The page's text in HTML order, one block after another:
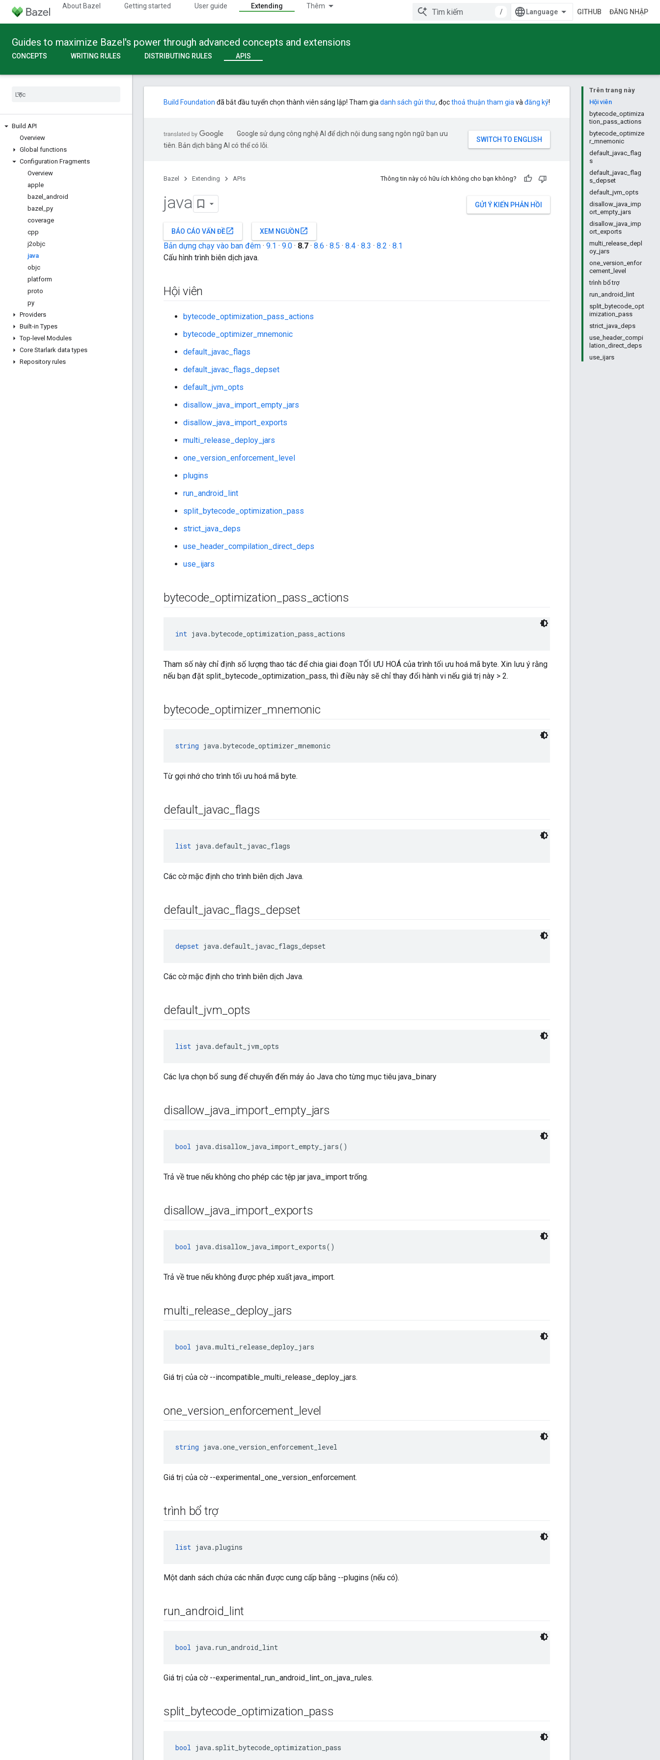
About Bazel Getting started User guide Extending Thêm
/ GITHUB ĐĂNG NHẬP
Guides to maximize Bazel's power through advanced concepts and extensions
CONCEPTS WRITING RULES DISTRIBUTING RULES APIS
Build API
Overview
Global functions
Configuration Fragments
Overview
apple
bazel
android
bazel py
coverage
cpp
j2objc
java
objc
platform
proto
py
Providers
Built-in Types
Top-level Modules
Core Starlark data types
Repository rules
Trên trang này
Hội viên
bytecode_optimiza
tion_pass_actions
bytecode_optimize
r_mnemonic
default_javac_flag
s
default_javac_flag
s_depset
default_jvm_opts
disallow_java_imp
ort_empty_jars
disallow_java_imp
ort_exports
multi_release_depl
oy_jars
one_version_enfor
cement_level
trình bổ trợ
run_android_lint
split_bytecode_opt
imization_pass
strict_java_deps
use_header_compi
lation_direct_deps
use_ijars
Build Foundation đã bắt đầu tuyển chọn thành viên sáng lập! Tham gia danh sách gửi thư, đọcthoả thuận tham gia và đăng ký!
Google sử dụng công nghệ AI để dịch nội dung sang ngôn ngữ bạn ưu
tiên. Bản dịch bằng AI có thể có lỗi.
Bazel Extending APIs Thông tin này có hữu ích không cho bạn không?
GỬI Ý KIẾN PHẢN HỒI
java
BÁO CÁO VẤN ĐỀopen_in_new XEM NGUỒN open_in_new
Bản dựng chạy vào ban đêm · 9.1 · 9.0 · 8.7 · 8.6 · 8.5 · 8.4 · 8.3 · 8.2 · 8.1
Cấu hình trình biên dịch java.
Hội viên
bytecode_optimization_pass_actions
bytecode_optimizer_mnemonic
default_javac_flags
default_javac_flags_depset
default_jvm_opts
disallow_java_import_empty_jars
disallow_java_import_exports
multi_release_deploy_jars
one_version_enforcement_level
plugins
run_android_lint
split_bytecode_optimization_pass
strict_java_deps
use_header_compilation_direct_deps
use_ijars
bytecode optimization pass actions
int java.bytecode_optimization_pass_actions
Tham số này chỉ định số lượng thao tác để chia giai đoạn TỐI ƯU HOÁ của trình tối ưu hoá mã byte. Xin lưu ý rằng
nếu bạn đặt split_bytecode_optimization_pass, thì điều này sẽ chỉ thay đổi hành vi nếu giá trị này > 2.
bytecode optimizer_ mnemonic
string java.bytecode_optimizer_mnemonic
Từ gợi nhớ cho trình tối ưu hoá mã byte.
default javac flags
list java.default_javac_flags
Các cờ mặc định cho trình biên dịch Java.
default javac flags depset
depset java.default_javac_flags_depset
Các cờ mặc định cho trình biên dịch Java.
default jvm _opts
list java.default_jvm_opts
Các lựa chọn bổ sung để chuyển đến máy ảo Java cho từng mục tiêu java_binary
disallow java import empty_ jars
bool java.disallow_java_import_empty_jars()
Trả về true nếu không cho phép các tệp jar java_import trống.
disallow java import exports
bool java.disallow_java_import_exports()
Trả về true nếu không được phép xuất java_import.
multi release deploy jars
bool java.multi_release_deploy_jars
Giá trị của cờ --incompatible_multi_release_deploy_jars.
one _version _enforcement level
string java.one_version_enforcement_level
Giá trị của cờ --experimental_one_version_enforcement.
trình bổ trợ
list java.plugins
Một danh sách chứa các nhãn được cung cấp bằng --plugins (nếu có).
run _android lint
bool java.run_android_lint
Giá trị của cờ --experimental_run_android_lint_on_java_rules.
split bytecode _optimization pass
bool java.split_bytecode_optimization_pass